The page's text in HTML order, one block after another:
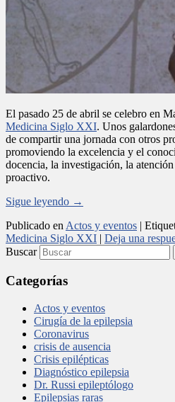
El pasado 25 de abril se celebro en
Medicina Siglo XXI. Unos
de compartir una jornada con otros
promoviendo la excelencia y el
docencia, la investigación, la
proactivo.
Sigue leyendo →
Publicado en Actos y eventos |
Medicina Siglo XXI | Deja una
Buscar
Categorías
Actos y eventos
Cirugía de la epilepsia
Coronavirus
crisis de ausencia
Crisis epilépticas
Diagnóstico epilepsia
Dr. Russi epileptólogo
Epilepsias raras